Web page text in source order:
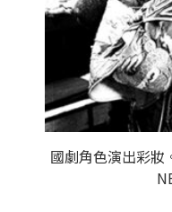
國劇角色演出彩妝